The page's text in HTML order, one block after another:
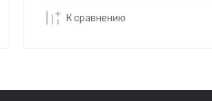
К сравнению